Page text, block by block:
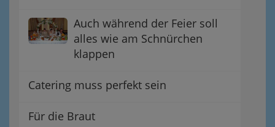
Auch während der Feier soll
alles wie am Schnürchen
klappen
Catering muss perfekt sein
Für die Braut